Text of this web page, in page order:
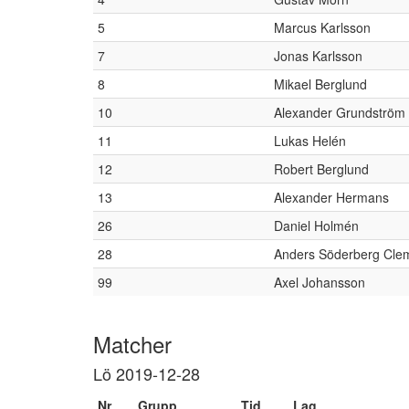
5
Marcus Karlsson
7
Jonas Karlsson
8
Mikael Berglund
10
Alexander Grundström
11
Lukas Helén
12
Robert Berglund
13
Alexander Hermans
26
Daniel Holmén
28
Anders Söderberg
99
Axel Johansson
Matcher
Lö 2019-12-28
Nr Grupp Tid Lag